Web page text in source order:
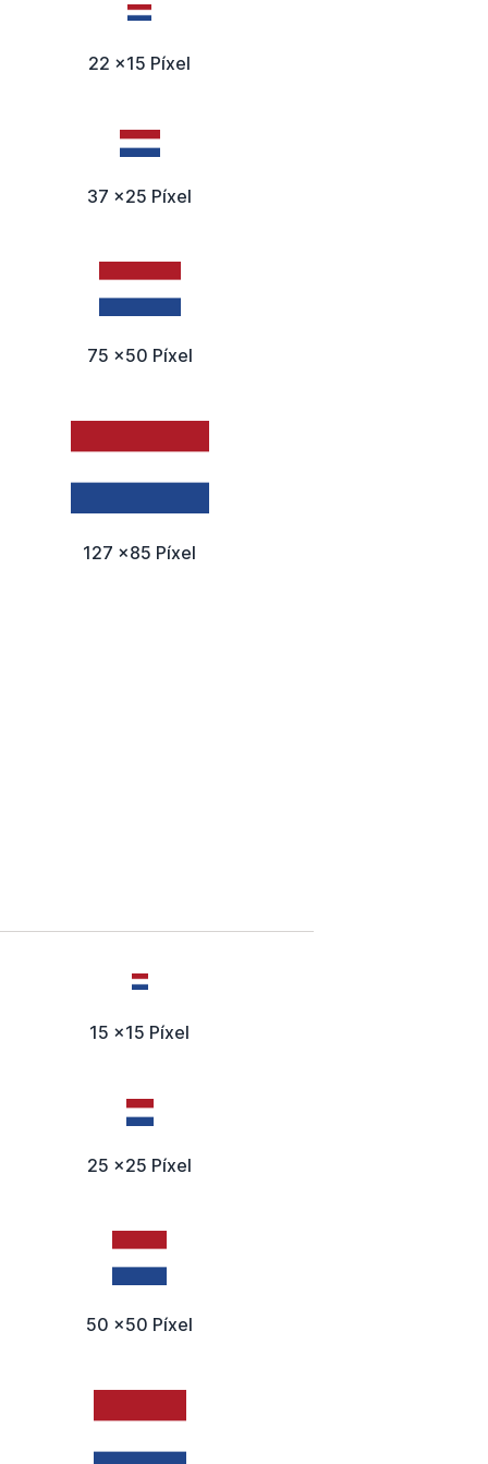
22 x15 Píxel
37 x25 Píxel
75 x50 Píxel
127 x85 Píxel
15 x15 Píxel
25 x25 Píxel
50 x50 Píxel